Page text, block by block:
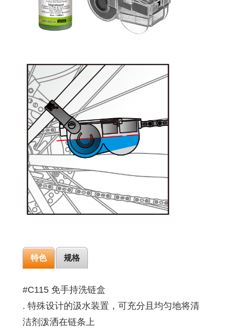
特色 规格
#C115 免手持洗链盒
. 特殊设计的汲水装置，可充分且均匀地将清
洁剂泼洒在链条上